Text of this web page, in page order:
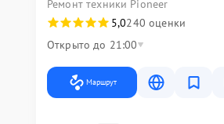
Ремонт техники Pioneer
5,0240 оценки
Открыто до 21:00
Маршрут